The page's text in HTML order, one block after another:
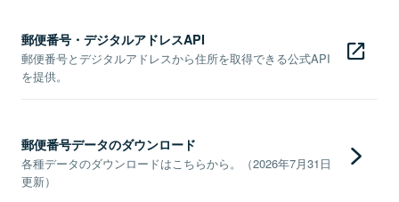
郵便番号・デジタルアドレスAPI
郵便番号とデジタルアドレスから住所を取得できる公式API
を提供。
郵便番号データのダウンロード
各種データのダウンロードはこちらから。（2026年7月31日
更新）